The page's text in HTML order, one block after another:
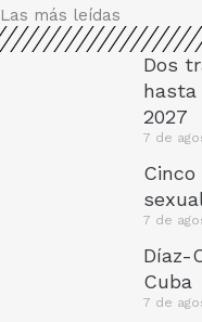
Las más leídas
Dos
hasta
2027
7 de
7 de
Díaz-
Cuba
7 de